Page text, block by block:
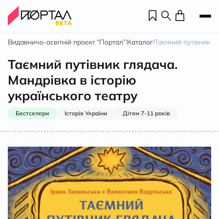
Видавничо-освітній проєкт “Портал”/Каталог/Таємний путівник
Таємний путівник глядача.
Мандрівка в історію
українського театру
Бестселери Історія України Дітям 7-11 років